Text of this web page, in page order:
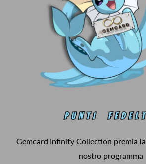
Gemcard Infinity Collection premia
nostro programma